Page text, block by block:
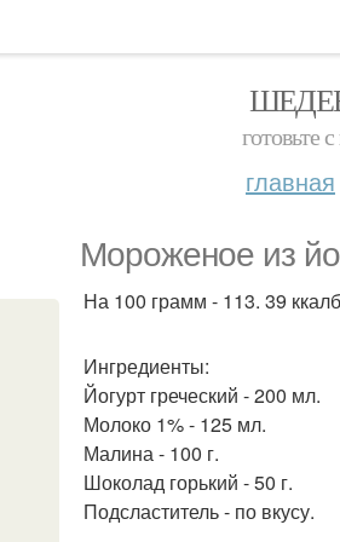
готовьте
главная
Мороженое из
На 100 грамм - 113. 39
Ингредиенты:
Йогурт греческий - 200 мл.
Молоко 1% - 125 мл.
Малина - 100 г.
Шоколад горький - 50 г.
Подсластитель - по вкусу.